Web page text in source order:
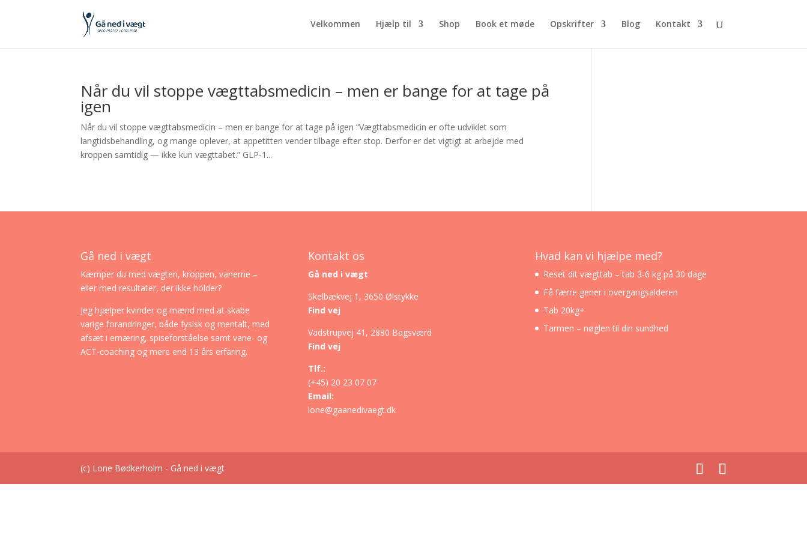
Velkommen Hjælp til Shop Book et møde Opskrifter Blog Kontakt
Når du vil stoppe vægttabsmedicin – men er bange for at tage på
igen
Når du vil stoppe vægttabsmedicin – men er bange for at tage på igen “Vægttabsmedicin er ofte udviklet som
langtidsbehandling, og mange oplever, at appetitten vender tilbage efter stop. Derfor er det vigtigt at arbejde med
kroppen samtidig — ikke kun vægttabet.” GLP-1...
Gå ned i vægt
Kæmper du med vægten, kroppen, vanerne –
eller med resultater, der ikke holder?
Jeg hjælper kvinder og mænd med at skabe
varige forandringer, både fysisk og mentalt, med
afsæt i ernæring, spiseforståelse samt vane- og
ACT-coaching og mere end 13 års erfaring.
Kontakt os
Gå ned i vægt
Skelbækvej 1, 3650 Ølstykke
Find vej
Vadstrupvej 41, 2880 Bagsværd
Find vej
Tlf.:
(+45) 20 23 07 07
Email:
lone@gaanedivaegt.dk
Hvad kan vi hjælpe med?
Reset dit vægttab – tab 3-6 kg på 30 dage
Få færre gener i overgangsalderen
Tab 20kg+
Tarmen – nøglen til din sundhed
(c) Lone Bødkerholm - Gå ned i vægt